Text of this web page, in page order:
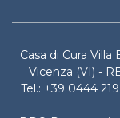
Casa di Cura Villa
Vicenza (VI) -
Tel.: +39 0444